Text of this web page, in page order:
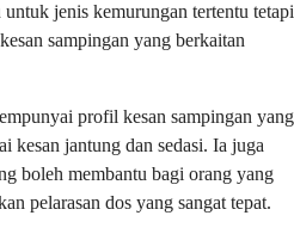
jenis kemurungan tertentu tetapi
sampingan yang berkaitan
profil kesan sampingan yang
kesan jantung dan sedasi. Ia juga
boleh membantu bagi orang yang
pelarasan dos yang sangat tepat.